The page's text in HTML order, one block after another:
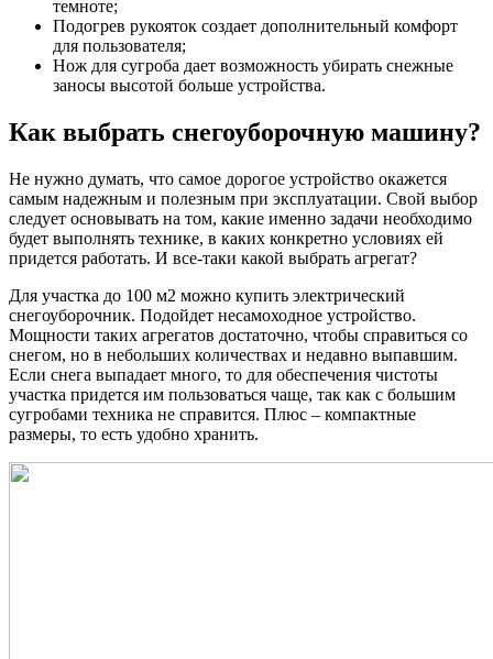
темноте;
Подогрев рукояток создает дополнительный комфорт
для пользователя;
Нож для сугроба дает возможность убирать снежные
заносы высотой больше устройства.
Как выбрать снегоуборочную машину?
Не нужно думать, что самое дорогое устройство окажется
самым надежным и полезным при эксплуатации. Свой выбор
следует основывать на том, какие именно задачи необходимо
будет выполнять технике, в каких конкретно условиях ей
придется работать. И все-таки какой выбрать агрегат?
Для участка до 100 м2 можно купить электрический
снегоуборочник. Подойдет несамоходное устройство.
Мощности таких агрегатов достаточно, чтобы справиться со
снегом, но в небольших количествах и недавно выпавшим.
Если снега выпадает много, то для обеспечения чистоты
участка придется им пользоваться чаще, так как с большим
сугробами техника не справится. Плюс – компактные
размеры, то есть удобно хранить.